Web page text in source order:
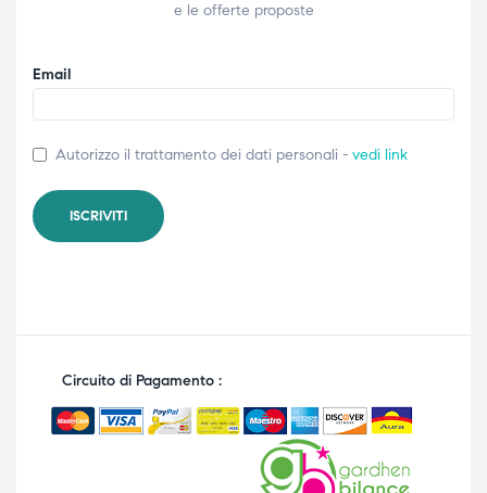
e le offerte proposte
Email
Autorizzo il trattamento dei dati personali - vedi link
Circuito di Pagamento :